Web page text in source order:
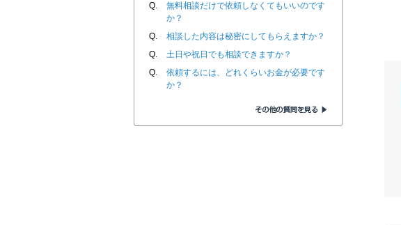
Q.
無料相談だけで依頼しなくてもいいのです
か？
Q.
相談した内容は秘密にしてもらえますか？
Q.
土日や祝日でも相談できますか？
Q.
依頼するには、どれくらいお金が必要です
か？